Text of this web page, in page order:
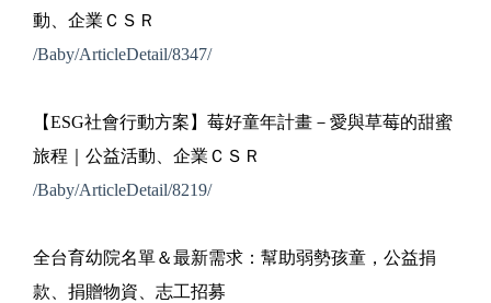
動、企業ＣＳＲ
/Baby/ArticleDetail/8347/
【ESG社會行動方案】莓好童年計畫－愛與草莓的甜蜜
旅程｜公益活動、企業ＣＳＲ
/Baby/ArticleDetail/8219/
全台育幼院名單＆最新需求：幫助弱勢孩童，公益捐
款、捐贈物資、志工招募